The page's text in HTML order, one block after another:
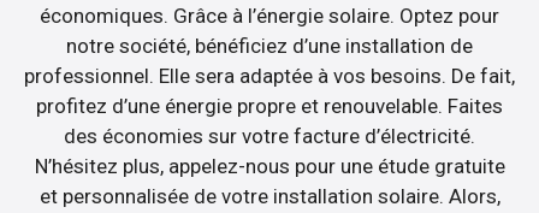
économiques. Grâce à l’énergie solaire. Optez pour
notre société, bénéficiez d’une installation de
professionnel. Elle sera adaptée à vos besoins. De fait,
profitez d’une énergie propre et renouvelable. Faites
des économies sur votre facture d’électricité.
N’hésitez plus, appelez-nous pour une étude gratuite
et personnalisée de votre installation solaire. Alors,